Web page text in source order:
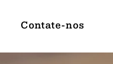
Contate-nos